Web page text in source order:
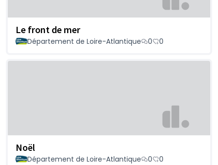
Le front de mer
Département de Loire-Atlantique 0 0
Noël
Département de Loire-Atlantique 0 0